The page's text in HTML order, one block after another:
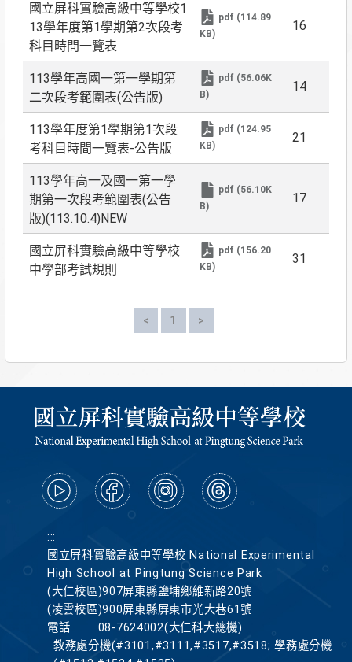
國立屏科實驗高級中等學校1
13學年度第1學期第2次段考
科目時間一覽表
pdf (114.89
KB)
16
113學年高國一第一學期第
二次段考範圍表(公告版)
pdf (56.06K
B)
14
113學年度第1學期第1次段
考科目時間一覽表-公告版
pdf (124.95
KB)
21
113學年高一及國一第一學
期第一次段考範圍表(公告
版)(113.10.4)NEW
pdf (56.10K
B)
17
國立屏科實驗高級中等學校
中學部考試規則
pdf (156.20
KB)
31
< 上一頁
1 >
:::
國立屏科實驗高級中等學校 National Experimental
High School at Pingtung Science Park
(大仁校區)907屏東縣鹽埔鄉維新路20號
(凌雲校區)900屏東縣屏東市光大巷61號
電話
08-7624002(大仁科大總機)
教務處分機(#3101,#3111,#3517,#3518; 學務處分機